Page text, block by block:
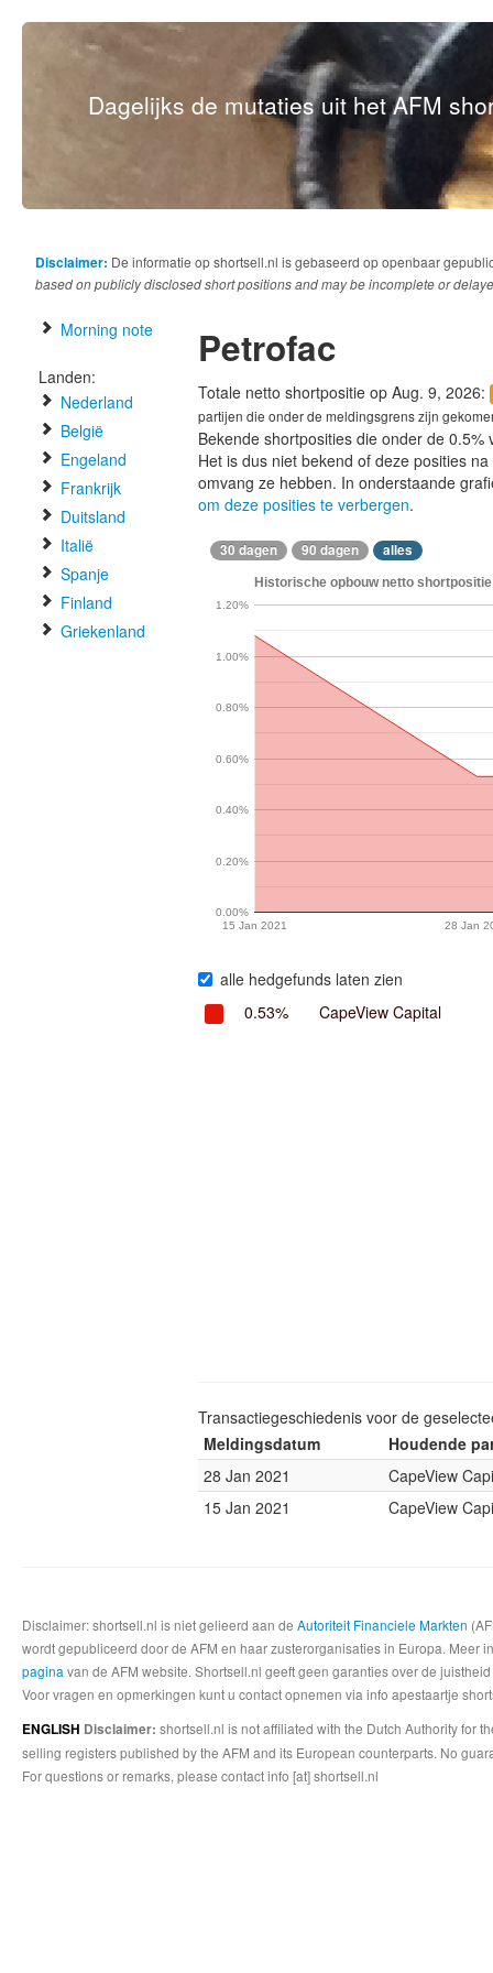
Dagelijks de mutaties uit het AFM
Disclaimer: De informatie op shortsell.nl is gebaseerd op openbaar
based on publicly disclosed short positions and may be incomplete or
Morning note
Landen:
Nederland
België
Engeland
Frankrijk
Duitsland
Italië
Spanje
Finland
Griekenland
Petrofac
Totale netto shortpositie op Aug. 9, 2026:
partijen die onder de meldingsgrens zijn
Bekende shortposities die onder de
Het is dus niet bekend of deze posities
omvang ze hebben. In onderstaande
om deze posities te verbergen.
30 dagen 90 dagen alles
Historische opbouw netto
15 Jan 2021 28 Jan
0.00%
0.20%
0.40%
0.60%
0.80%
1.00%
1.20%
alle hedgefunds laten zien
0.53%
CapeView Capital
Transactiegeschiedenis voor de
Meldingsdatum
Houdende
28 Jan 2021
CapeView
15 Jan 2021
CapeView
Disclaimer: shortsell.nl is niet gelieerd aan de Autoriteit Financiele Markten
wordt gepubliceerd door de AFM en haar zusterorganisaties in Europa.
pagina van de AFM website. Shortsell.nl geeft geen garanties over de
Voor vragen en opmerkingen kunt u contact opnemen via info apestaartje
ENGLISH Disclaimer: shortsell.nl is not affiliated with the Dutch Authority for
selling registers published by the AFM and its European counterparts. No
For questions or remarks, please contact info [at] shortsell.nl